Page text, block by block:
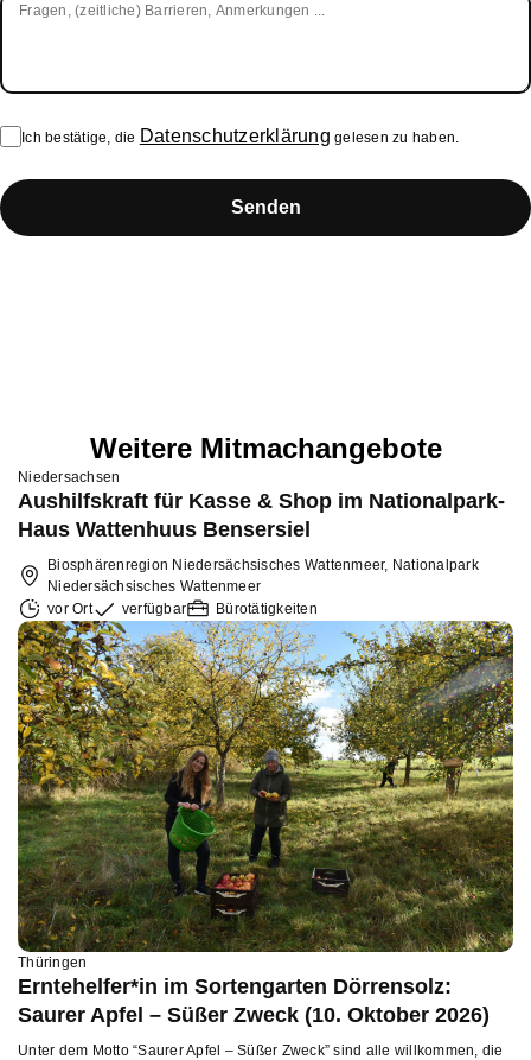
Ich bestätige, die Datenschutzerklärung gelesen zu haben.
Senden
Weitere Mitmachangebote
Niedersachsen
Aushilfskraft für Kasse & Shop im Nationalpark-
Haus Wattenhuus Bensersiel
Biosphärenregion Niedersächsisches Wattenmeer, Nationalpark
Niedersächsisches Wattenmeer
vor Ort
verfügbar Bürotätigkeiten
Thüringen
Erntehelfer*in im Sortengarten Dörrensolz:
Saurer Apfel – Süßer Zweck (10. Oktober 2026)
Unter dem Motto “Saurer Apfel – Süßer Zweck” sind alle willkommen, die